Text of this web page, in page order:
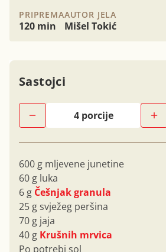
PRIPREMA
120 min
AUTOR JELA
Mišel Tokić
Sastojci
600 g mljevene junetine
60 g luka
6 g Češnjak granula
25 g svježeg peršina
70 g jaja
40 g Krušnih mrvica
Po potrebi sol